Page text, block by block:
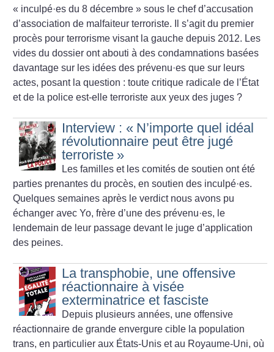
« inculpé·es du 8 décembre » sous le chef d’accusation
d’association de malfaiteur terroriste. Il s’agit du premier
procès pour terrorisme visant la gauche depuis 2012. Les
vides du dossier ont abouti à des condamnations basées
davantage sur les idées des prévenu·es que sur leurs
actes, posant la question : toute critique radicale de l’État
et de la police est-elle terroriste aux yeux des juges ?
Interview : « N’importe quel idéal
révolutionnaire peut être jugé
terroriste »
Les familles et les comités de soutien ont été
parties prenantes du procès, en soutien des inculpé·es.
Quelques semaines après le verdict nous avons pu
échanger avec Yo, frère d’une des prévenu·es, le
lendemain de leur passage devant le juge d’application
des peines.
La transphobie, une offensive
réactionnaire à visée
exterminatrice et fasciste
Depuis plusieurs années, une offensive
réactionnaire de grande envergure cible la population
trans, en particulier aux États-Unis et au Royaume-Uni, où